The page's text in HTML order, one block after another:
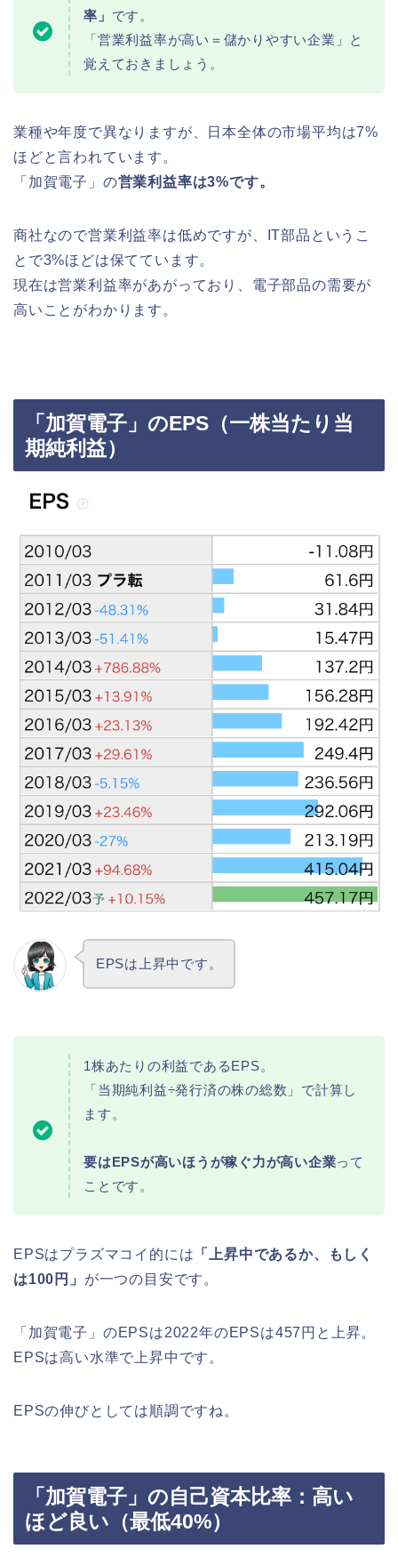
率」 です。
「営業利益率が高い＝儲かりやすい企業」と
覚えておきましょう。
業種や年度で異なりますが、日本全体の市場平均は7%
ほどと言われています。
「加賀電子」の営業利益率は3%です。
商社なので営業利益率は低めですが、IT部品というこ
とで3%ほどは保てています。
現在は営業利益率があがっており、電子部品の需要が
高いことがわかります。
「加賀電子」のEPS（一株当たり当
期純利益）
EPSは上昇中です。
1株あたりの利益であるEPS。
「当期純利益÷発行済の株の総数」で計算し
ます。
要はEPSが高いほうが稼ぐ力が高い企業って
ことです。
EPSはプラズマコイ的には 「上昇中であるか、もしく
は100円」 が一つの目安です。
「加賀電子」のEPSは2022年のEPSは457円と上昇。
EPSは高い水準で上昇中です。
EPSの伸びとしては順調ですね。
「加賀電子」の自己資本比率：高い
ほど良い（最低40%）